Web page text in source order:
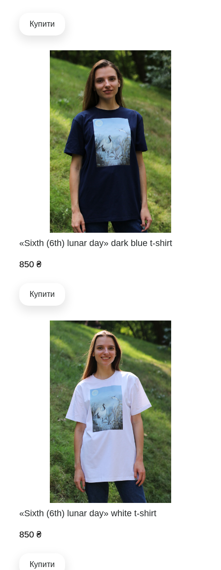
Купити
«Sixth (6th) lunar day» dark blue t-shirt
850 ₴
Купити
«Sixth (6th) lunar day» white t-shirt
850 ₴
Купити